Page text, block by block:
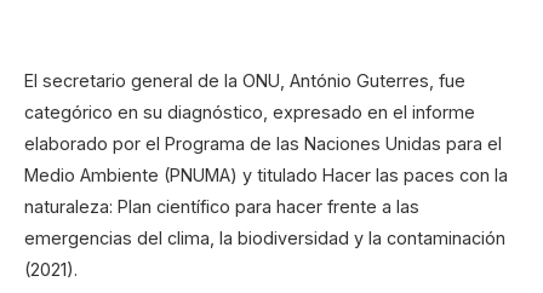
El secretario general de la ONU, António Guterres, fue
categórico en su diagnóstico, expresado en el informe
elaborado por el Programa de las Naciones Unidas para el
Medio Ambiente (PNUMA) y titulado Hacer las paces con la
naturaleza: Plan científico para hacer frente a las
emergencias del clima, la biodiversidad y la contaminación
(2021).